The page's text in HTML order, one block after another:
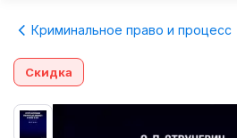
Криминальное право и процесс
Скидка